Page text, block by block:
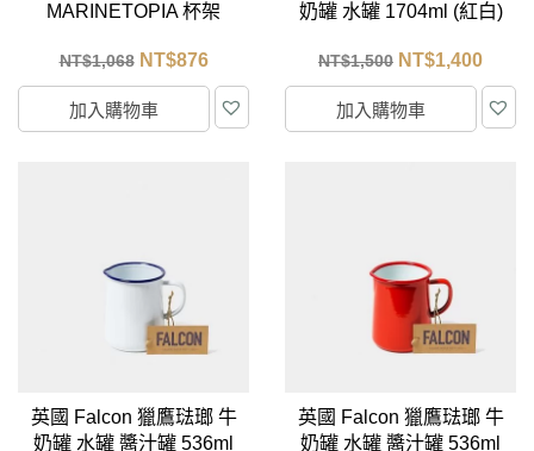
MARINETOPIA 杯架
NT$1,068 NT$876
加入購物車
奶罐 水罐 1704ml (紅白)
NT$1,500 NT$1,400
加入購物車
英國 Falcon 獵鷹琺瑯 牛
奶罐 水罐 醬汁罐 536ml
英國 Falcon 獵鷹琺瑯 牛
奶罐 水罐 醬汁罐 536ml